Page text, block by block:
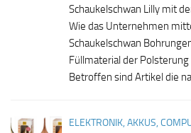
Schaukelschwan Lilly mit
Wie das Unternehmen
Schaukelschwan
Füllmaterial der
Betroffen sind Artikel die
ELEKTRONIK, AKKUS,